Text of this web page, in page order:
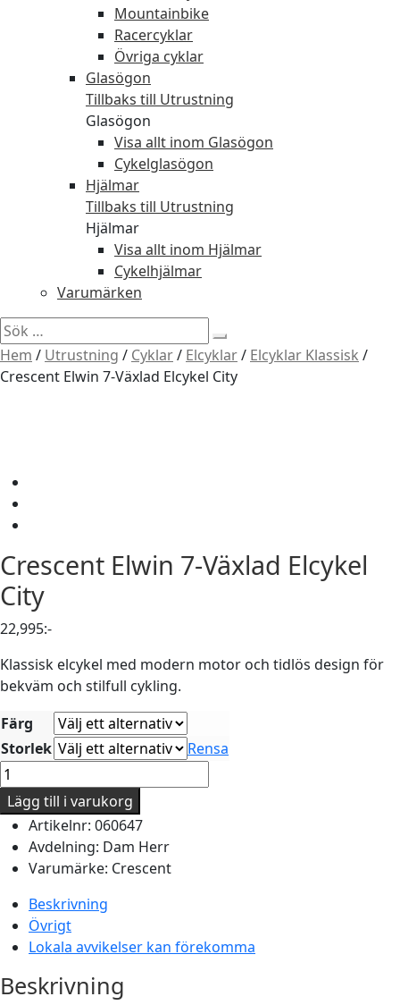
Mountainbike
Racercyklar
Övriga cyklar
Glasögon
Tillbaks till Utrustning
Glasögon
Visa allt inom Glasögon
Cykelglasögon
Hjälmar
Tillbaks till Utrustning
Hjälmar
Visa allt inom Hjälmar
Cykelhjälmar
Varumärken
Sök
efter:
Hem / Utrustning / Cyklar/ Elcyklar/ Elcyklar Klassisk /
Crescent Elwin 7-Växlad Elcykel City
Crescent Elwin 7-Växlad Elcykel
City
22,995:-
Klassisk elcykel med modern motor och tidlös design för
bekväm och stilfull cykling.
Färg
Storlek
Rensa
Crescent
Elwin
7-
Växlad
Elcykel
City
mängd
Lägg till i varukorg
Artikelnr: 060647
Avdelning: Dam Herr
Varumärke: Crescent
Beskrivning
Övrigt
Lokala avvikelser kan förekomma
Beskrivning